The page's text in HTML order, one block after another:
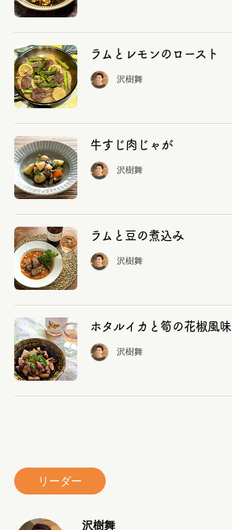
ラムとレモンのロースト
沢樹舞
牛すじ肉じゃが
沢樹舞
ラムと豆の煮込み
沢樹舞
ホタルイカと筍の花椒風味
沢樹舞
リーダー
沢樹舞